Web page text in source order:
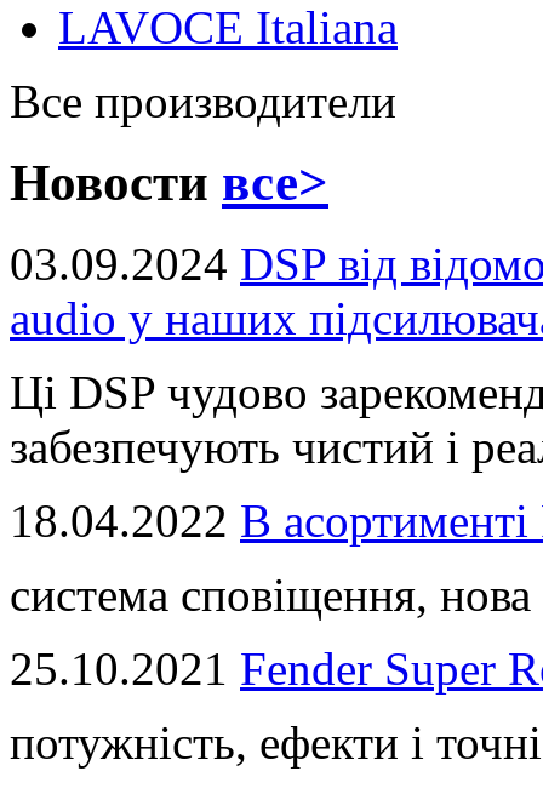
LAVOCE Italiana
Все производители
Новости все>
03.09.2024 DSP від
audio у наших
Ці DSP чудово
забезпечують чистий і
18.04.2022 В
система сповіщення,
25.10.2021 Fender Super
потужність, ефекти і